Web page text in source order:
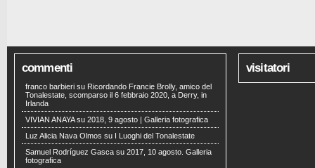
commenti
franco barbieri su Ricordando Francie Brolly, amico del
Tonalestate, scomparso il 6 febbraio 2020, a Derry, in
Irlanda
VIVIAN ANAYAsu 2018, 9 agosto | Galleria fotografica
Luz Alicia Nava Olmos su
I Luoghi del Tonalestate
Samuel Rodríguez Gasca su 2017, 10 agosto. Galleria
fotografica
visitatori